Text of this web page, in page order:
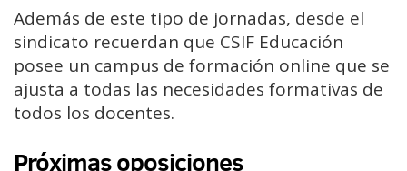
Además de este tipo de jornadas, desde el
sindicato recuerdan que CSIF Educación
posee un campus de formación online que se
ajusta a todas las necesidades formativas de
todos los docentes.
Próximas oposiciones